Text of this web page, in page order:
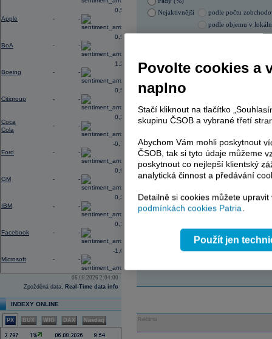
Apple - -
0,52
BoA - -
0,56
Boeing - -
1,28
Citigroup - -
0,56
Coca
Cola
- -
0,31
Ford - -
-0,77
GM - -
0,96
IBM - -
0,33
Facebook - -
0,14
Microsoft - -
-1,09
06.08.2026 2:04:00
Zpožděná data, Real-Time data info
INDEXY ONLINE
PX BUX WIG DAX Nasdaq
Nejaktivnější
podle počtu
podle objemu v
ERSTE BANK
PHILIP MORRIS ČR
VIG
TMR
AD index - vývoj
Region
select
Odeslat
Reklama
Povolte cookies a
naplno
Stačí kliknout na tlačítko
skupinu ČSOB a vybrané třetí
Abychom Vám mohli poskytnout
ČSOB, tak si tyto údaje můžeme
poskytnout co nejlepší klientský
analytická činnost a předávání
Detailně si cookies můžete
podmínkách cookies Patria.
Použít jen